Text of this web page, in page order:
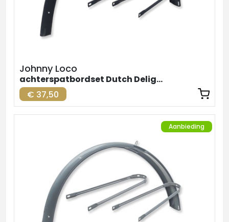
Johnny Loco
achterspatbordset Dutch Delight
€ 37,50
Aanbieding